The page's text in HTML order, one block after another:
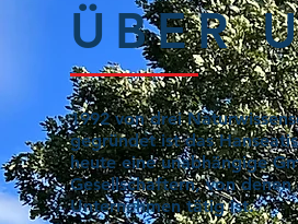
ÜBER
1992 von drei
gegründet ist das
heute eine unabhängige
Gesellschaftern, von
Unternehmen tätig ist.